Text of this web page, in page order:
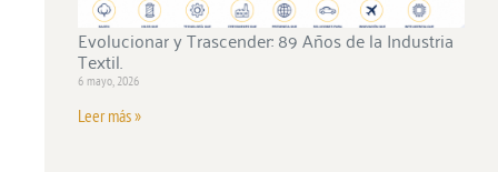
Evolucionar y Trascender: 89 Años de la Industria
Textil.
6 mayo, 2026
Leer más »